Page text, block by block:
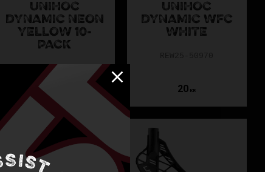
UNIHOC
DYNAMIC NEON
YELLOW 10-
PACK
REW22-50977-10
150
UNIHOC
DYNAMIC WFC
WHITE
20 KR